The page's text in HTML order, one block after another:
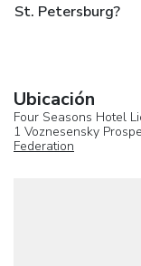
St. Petersburg?
Ubicación
Four Seasons Hotel
1 Voznesensky
Federation